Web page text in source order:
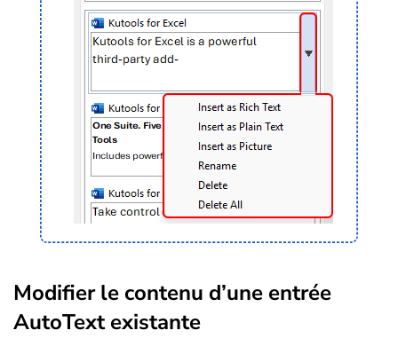
Modifier le contenu d’une entrée
AutoText existante